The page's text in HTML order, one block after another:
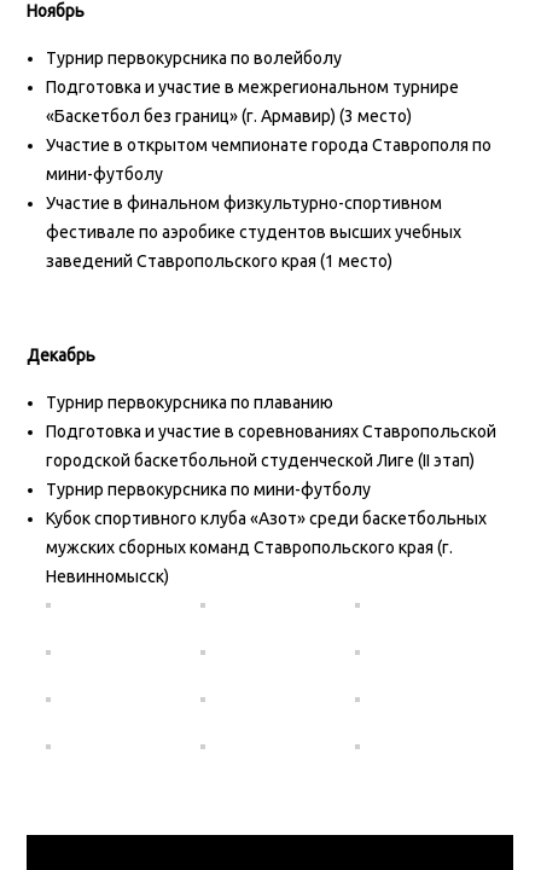
Ноябрь
Турнир первокурсника по волейболу
Подготовка и участие в межрегиональном турнире
«Баскетбол без границ» (г. Армавир) (3 место)
Участие в открытом чемпионате города Ставрополя по
мини-футболу
Участие в финальном физкультурно-спортивном
фестивале по аэробике студентов высших учебных
заведений Ставропольского края (1 место)
Декабрь
Турнир первокурсника по плаванию
Подготовка и участие в соревнованиях Ставропольской
городской баскетбольной студенческой Лиге (II этап)
Турнир первокурсника по мини-футболу
Кубок спортивного клуба «Азот» среди баскетбольных
мужских сборных команд Ставропольского края (г.
Невинномысск)